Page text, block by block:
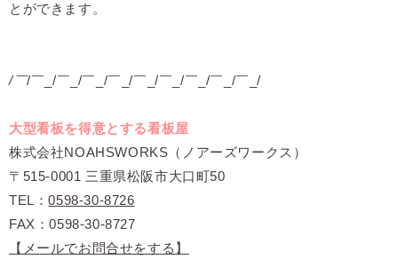
とができます。
/￣/￣_/￣_/￣_/￣_/￣_/￣_/￣_/￣_/￣_/
大型看板を得意とする看板屋
株式会社NOAHSWORKS（ノアーズワークス）
〒515-0001 三重県松阪市大口町50
TEL：0598-30-8726
FAX：0598-30-8727
【メールでお問合せをする】